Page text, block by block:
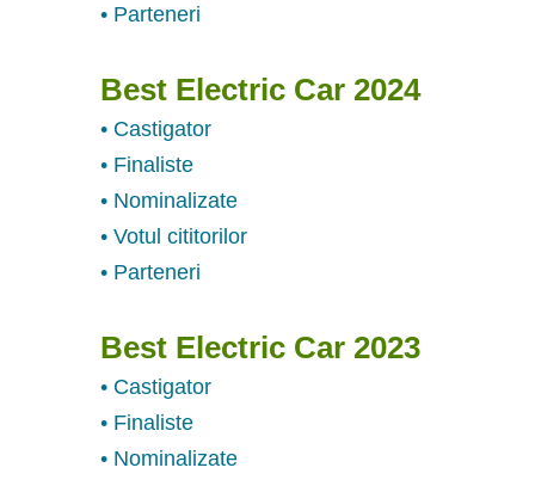
• Parteneri
Best Electric Car 2024
• Castigator
• Finaliste
• Nominalizate
• Votul cititorilor
• Parteneri
Best Electric Car 2023
• Castigator
• Finaliste
• Nominalizate